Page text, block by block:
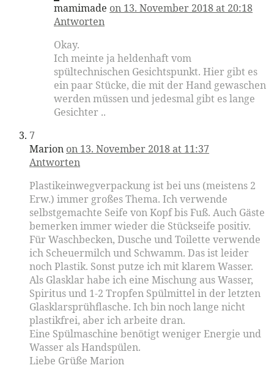
mamimade on 13. November 2018 at 20:18
Antworten
Okay.
Ich meinte ja heldenhaft vom
spültechnischen Gesichtspunkt. Hier gibt es
ein paar Stücke, die mit der Hand gewaschen
werden müssen und jedesmal gibt es lange
Gesichter ..
7
Marion on 13. November 2018 at 11:37
Antworten
Plastikeinwegverpackung ist bei uns (meistens 2
Erw.) immer großes Thema. Ich verwende
selbstgemachte Seife von Kopf bis Fuß. Auch Gäste
bemerken immer wieder die Stückseife positiv.
Für Waschbecken, Dusche und Toilette verwende
ich Scheuermilch und Schwamm. Das ist leider
noch Plastik. Sonst putze ich mit klarem Wasser.
Als Glasklar habe ich eine Mischung aus Wasser,
Spiritus und 1-2 Tropfen Spülmittel in der letzten
Glasklarsprühflasche. Ich bin noch lange nicht
plastikfrei, aber ich arbeite dran.
Eine Spülmaschine benötigt weniger Energie und
Wasser als Handspülen.
Liebe Grüße Marion